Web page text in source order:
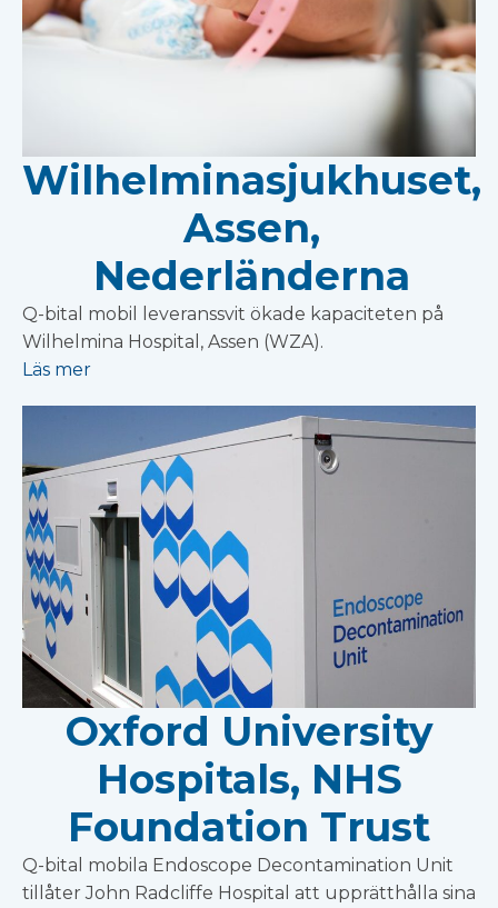
Wilhelminasjukhuset,
Assen,
Nederländerna
Q-bital mobil leveranssvit ökade kapaciteten på
Wilhelmina Hospital, Assen (WZA).
Läs mer
Oxford University
Hospitals, NHS
Foundation Trust
Q-bital mobila Endoscope Decontamination Unit
tillåter John Radcliffe Hospital att upprätthålla sina